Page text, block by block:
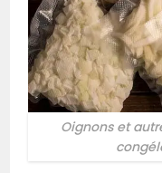
Oignons et